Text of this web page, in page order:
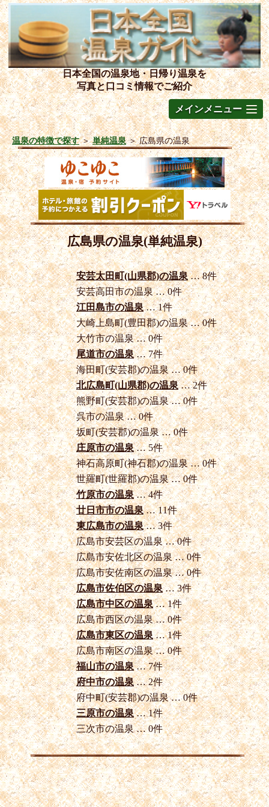
日本全国の温泉地・日帰り温泉を
写真と口コミ情報でご紹介
メインメニュー
温泉の特徴で探す＞単純温泉＞広島県の温泉
広島県の温泉(単純温泉)
安芸太田町(山県郡)の温泉… 8件
安芸高田市の温泉 … 0件
江田島市の温泉… 1件
大崎上島町(豊田郡)の温泉 … 0件
大竹市の温泉 … 0件
尾道市の温泉… 7件
海田町(安芸郡)の温泉 … 0件
北広島町(山県郡)の温泉… 2件
熊野町(安芸郡)の温泉 … 0件
呉市の温泉 … 0件
坂町(安芸郡)の温泉 … 0件
庄原市の温泉… 5件
神石高原町(神石郡)の温泉 … 0件
世羅町(世羅郡)の温泉 … 0件
竹原市の温泉… 4件
廿日市市の温泉… 11件
東広島市の温泉… 3件
広島市安芸区の温泉 … 0件
広島市安佐北区の温泉 … 0件
広島市安佐南区の温泉 … 0件
広島市佐伯区の温泉… 3件
広島市中区の温泉… 1件
広島市西区の温泉 … 0件
広島市東区の温泉… 1件
広島市南区の温泉 … 0件
福山市の温泉… 7件
府中市の温泉… 2件
府中町(安芸郡)の温泉 … 0件
三原市の温泉… 1件
三次市の温泉 … 0件